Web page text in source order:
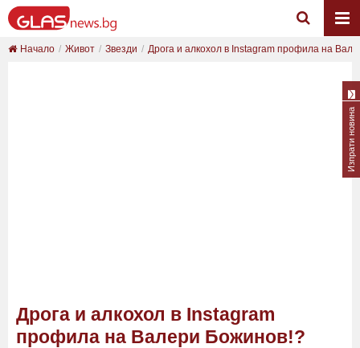
Начало Живот Звезди Дрога и алкохол в Instagram профила на
Дрога и алкохол в Instagram
профила на Валери Божинов!?
Изпрати новина